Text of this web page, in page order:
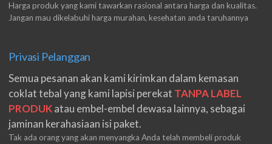
Harga produk yang kami tawarkan rasional antara harga dan kualitas.
Jangan mau dikelabuhi harga murahan, kesehatan anda taruhannya
Privasi Pelanggan
Semua pesanan akan kami kirimkan dalam kemasan
coklat tebal yang kami lapisi perekat TANPA LABEL
PRODUKatau embel-embel dewasa lainnya, sebagai
jaminan kerahasiaan isi paket.
Tak ada orang yang akan menyangka Anda telah membeli produk